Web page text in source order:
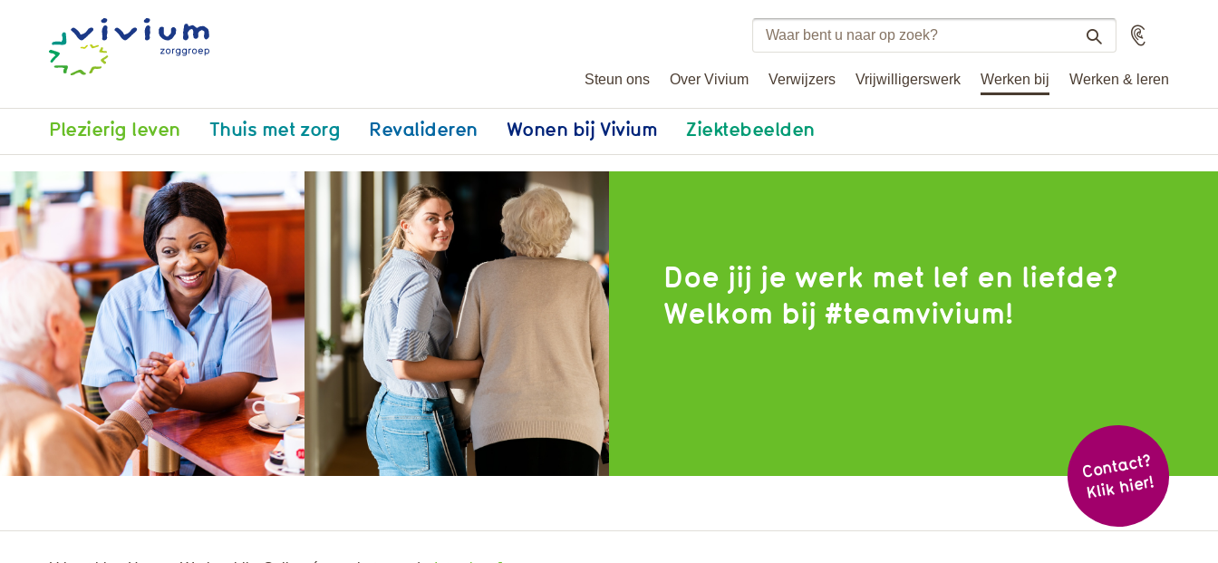
Plezierig leven Thuis met zorg Revalideren Wonen bij Vivium Ziektebeelden
Steun ons Over Vivium Verwijzers Vrijwilligerswerk Werken bij Werken & leren
Zoeken
binnen
vivium.nl
Voorlezen
Cont
act?
Klik hier!
Doe jij je werk met lef en liefde?
Welkom bij #teamvivium!